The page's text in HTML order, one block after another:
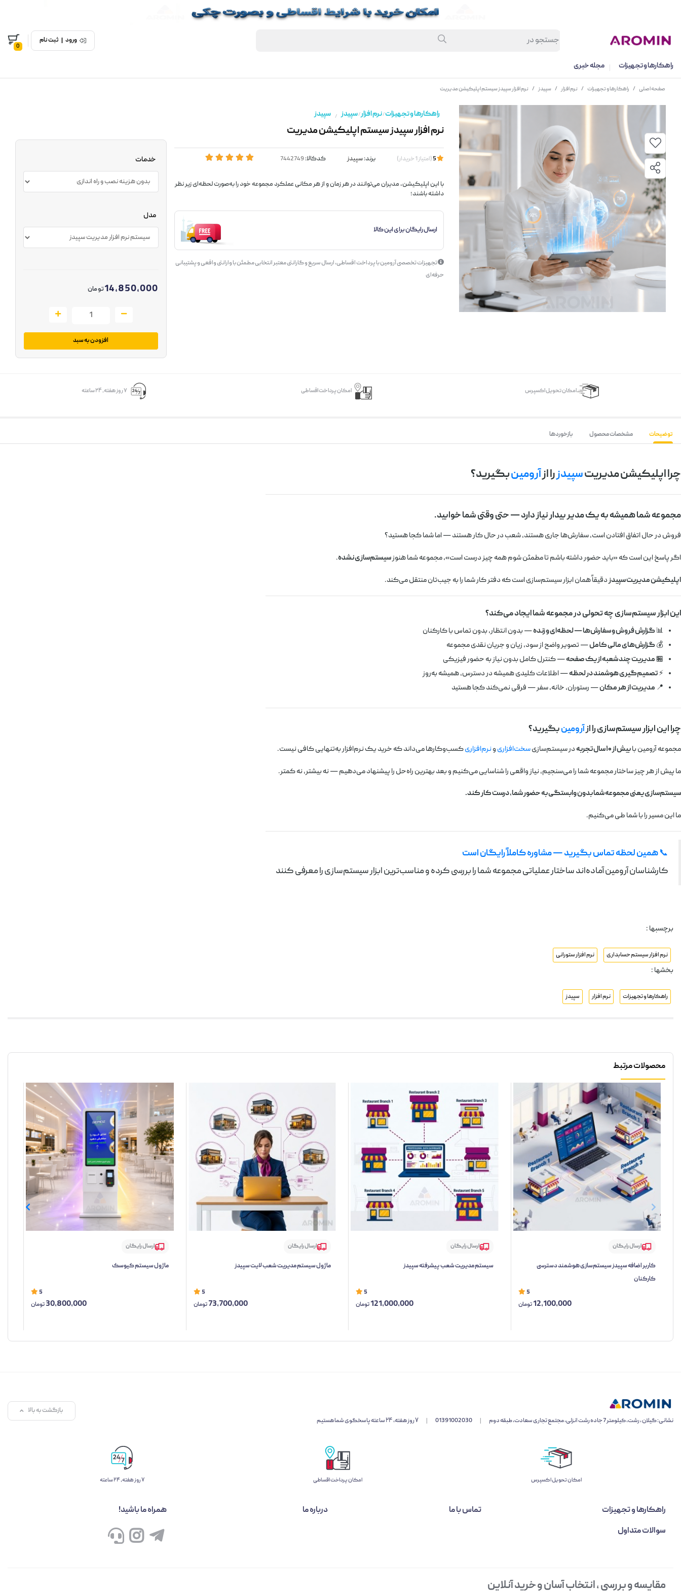
ورود | ثبت نام
0
راهکارها و تجهیزات مجله خبری
صفحه اصلی / راهکارها و تجهیزات / نرم افزار / سپیدز / نرم افزار سپیدز سیستم اپلیکیشن مدیریت
راهکارها و تجهیزات/نرم افزار/سپیدز / سپیدز
نرم افزار سپیدز سیستم اپلیکیشن مدیریت
(امتیاز1خریدار) برند:سپیدز کدکالا:
با این اپلیکیشن، مدیران می‌توانند در هر زمان و از هر مکانی عملکرد مجموعه خود را به‌صورت لحظه‌ای زیر نظر
داشته باشند؛
ارسال رایگان برای این کالا
تجهیزات تخصصی آرومین با پرداخت اقساطی، ارسال سریع و گارانتی معتبر انتخابی مطمئن با وارانتی واقعی و پشتیبانی
حرفه‌ای
خدمات
مدل
14,850,000تومان
افزودن به سبد
اﻣﮑﺎن ﺗﺤﻮﯾﻞ اﮐﺴﭙﺮس امکان پرداخت اقساطی ۷ روز ﻫﻔﺘﻪ، ۲۴ ﺳﺎﻋﺘﻪ
توضیحات مشخصات محصول بازخوردها
چرا اپلیکیشن مدیریتسپیدزرا ازآرومینبگیرید؟
مجموعه شما همیشه به یک مدیر بیدار نیاز دارد — حتی وقتی شما خوابید.
فروش در حال اتفاق افتادن است، سفارش‌ها جاری هستند، شعب در حال کار هستند — اما شما کجا هستید؟
اگر پاسخ این است که «باید حضور داشته باشم تا مطمئن شوم همه چیز درست است»، مجموعه شما هنوزسیستم‌سازی نشده.
اپلیکیشن مدیریت سپیدزدقیقاً همان ابزار سیستم‌سازی است که دفتر کار شما را به جیب‌تان منتقل می‌کند.
این ابزار سیستم‌سازی چه تحولی در مجموعه شما ایجاد می‌کند؟
📊گزارش فروش و سفارش‌ها — لحظه‌ای و زنده— بدون انتظار، بدون تماس با کارکنان
💰گزارش‌های مالی کامل— تصویر واضح از سود، زیان و جریان نقدی مجموعه
🏪 مدیریت چند شعبه از یک صفحه— کنترل کامل بدون نیاز به حضور فیزیکی
⚡تصمیم‌گیری هوشمند در لحظه— اطلاعات کلیدی همیشه در دسترس، همیشه به‌روز
📍 مدیریت از هر مکان— رستوران، خانه، سفر — فرقی نمی‌کند کجا هستید
چرا این ابزار سیستم‌سازی را ازآرومینبگیرید؟
مجموعه آرومین بابیش از ۱۰ سال تجربه در سیستم‌سازیسخت‌افزاری ونرم‌افزاریکسب‌وکارها می‌داند که خرید یک نرم‌افزار به‌تنهایی کافی نیست.
ما پیش از هر چیز ساختار مجموعه شما را می‌سنجیم، نیاز واقعی را شناسایی می‌کنیم و بعد بهترین راه‌حل را پیشنهاد می‌دهیم — نه بیشتر، نه کمتر.
سیستم‌سازی یعنی مجموعه شما بدون وابستگی به حضور شما، درست کار کند.
ما این مسیر را با شما طی می‌کنیم.
📞همین لحظه تماس بگیرید — مشاوره کاملاً رایگان است
کارشناسان آرومین آماده‌اند ساختار عملیاتی مجموعه شما را بررسی کرده و مناسب‌ترین ابزار سیستم‌سازی را معرفی کنند
برچسبها :
نرم افزار سیستم حسابداری نرم افزار ستورانی
بخشها :
راهکارها و تجهیزات نرم افزار سپیدز
محصولات مرتبط
ارسال رایگان
کاربر اضافه سپیدز سیستم‌سازی هوشمند دسترسی
کارکنان
5
12,100,000 تومان
ارسال رایگان
سیستم مدیریت شعب پیشرفته سپیدز
5
121,000,000تومان
ارسال رایگان
ماژول سیستم مدیریت شعب لایت سپیدز
5
73,700,000 تومان
ارسال رایگان
ماژول سیستم کیوسک
5
30,800,000تومان
نشانی: گیلان ، رشت، کیلومتر 7 جاده رشت انزلی، مجتمع تجاری سعادت، طبقه دوم |
01391002030
| ۷ روز هفته، ۲۴ ساعته پاسخگوی شما هستیم
بازگشت به بالا
اﻣﮑﺎن ﺗﺤﻮﯾﻞ اﮐﺴﭙﺮس امکان پرداخت اقساطی ۷ روز ﻫﻔﺘﻪ، ۲۴ ﺳﺎﻋﺘﻪ
راهکارها و تجهیزات تماس با ما
درباره ما
سوالات متداول
همراه ما باشید!
مقایسه و بررسی ، انتخاب آسان و خرید آنلاین